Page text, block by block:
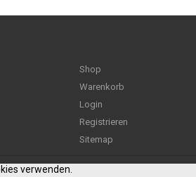
Shop
Warenkorb
Login
Registrieren
Sitemap
verwenden.